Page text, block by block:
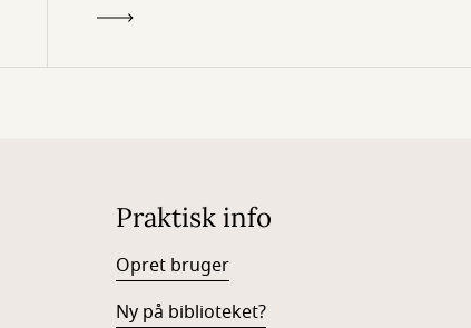
Praktisk info
Opret bruger
Ny på biblioteket?